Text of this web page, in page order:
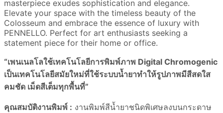
masterpiece exudes sophistication and elegance.
Elevate your space with the timeless beauty of the
Colosseum and embrace the essence of luxury with
PENNELLO. Perfect for art enthusiasts seeking a
statement piece for their home or office.
“เพนเนลโลใช้เทคโนโลยีการพิมพ์ภาพ Digital Chromogenic
เป็นเทคโนโลยีสมัยใหม่ที่ใช้ระบบน้ำยาทำให้รูปภาพมีสีสดใส
คมชัด เม็ดสีเต็มทุกพื้นที่”
คุณสมบัติงานพิมพ์ : งานพิมพ์สีน้ำยาชนิดพิเศษลงบนกระดาษ